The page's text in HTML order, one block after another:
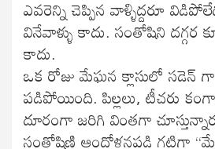
ఎవరెన్ని చెప్పిన వాళ్ళిద్దరూ
వినేవాళ్ళు కాదు. సంతోషిని దగ్గర
కాదు.
ఒక రోజు మేఘన క్లాసులో సడెన్ గా
పడిపోయింది. పిల్లలు, టీచరు
దూరంగా జరిగి వింతగా
సంతోషిణి ఆందోళనపడి గట్టిగా